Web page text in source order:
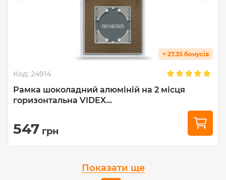
+ 27.35 бонусів
Код: 24914
Рамка шоколадний алюміній на 2 місця
горизонтальна VIDEX...
547 грн
Показати ще